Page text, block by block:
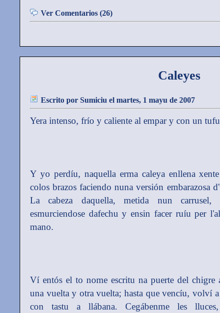
Ver Comentarios (26)
Caleyes
Escrito por Sumiciu el martes, 1 mayu de 2007
Yera intenso, frío y caliente al empar y con un tufu
Y yo perdíu, naquella erma caleya enllena
colos brazos faciendo nuna versión embarazosa
La cabeza daquella, metida nun carrusel,
esmurciendose dafechu y ensin facer ruíu per
mano.
Ví entós el to nome escritu na puerte del chigre
una vuelta y otra vuelta; hasta que vencíu, volví
con tastu a llábana. Cegábenme les